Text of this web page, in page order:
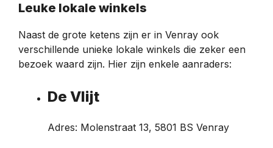
Leuke lokale winkels
Naast de grote ketens zijn er in Venray ook
verschillende unieke lokale winkels die zeker een
bezoek waard zijn. Hier zijn enkele aanraders:
De Vlijt
Adres: Molenstraat 13, 5801 BS Venray